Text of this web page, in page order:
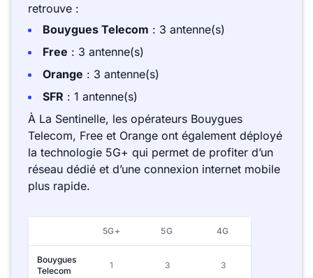
retrouve :
Bouygues Telecom : 3 antenne(s)
Free : 3 antenne(s)
Orange : 3 antenne(s)
SFR : 1 antenne(s)
À La Sentinelle, les opérateurs Bouygues
Telecom, Free et Orange ont également déployé
la technologie 5G+ qui permet de profiter d’un
réseau dédié et d’une connexion internet mobile
plus rapide.
5G+ 5G 4G
Bouygues
Telecom
1 3 3